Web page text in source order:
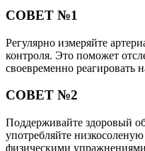
СОВЕТ №1
Регулярно измеряйте
контроля. Это поможет
своевременно реагировать
СОВЕТ №2
Поддерживайте здоровый
употребляйте
физическими упражнениями